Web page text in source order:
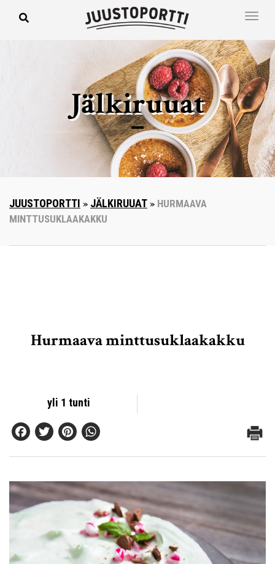
Jälkiruuat
JUUSTOPORTTI » JÄLKIRUUAT» HURMAAVA
MINTTUSUKLAAKAKKU
Hurmaava minttusuklaakakku
yli 1 tunti
Facebook
TwitterPinterest